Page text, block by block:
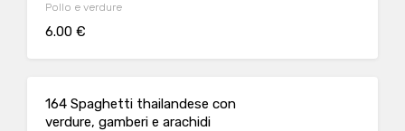
Pollo e verdure
6.00 €
164 Spaghetti thailandese con
verdure, gamberi e arachidi